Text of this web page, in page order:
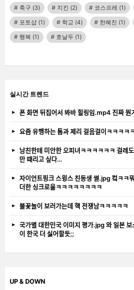
축구 (3) 치킨 (2) 코스프레 (1)
포토샵 (1) 학교 (4) 한혜진 (1)
행복 (1) 호날두 (1)
실시간 트렌드
폰 화면 뒤집어서 봐바 힐링임.mp4 진짜
요즘 유행하는 톰과 제리 걸음걸이ㅋㅋㅋㅋ
남친한테 미안한 오피녀ㅋㅋㅋㅋㅋㅋ
만 때리고 싶다…
자이언트핑크 스윙스 친동생 썰.jpg 컼
더한 싱크로율ㅋㅋㅋㅋㅋㅋㅋㅋ
불꽃놀이 보러가는데 핵 전쟁남ㅋㅋㅋㅋㅋ
국가별 대한민국 이미지 평가.jpg 와
이 한국 더 싫어할듯;;
UP & DOWN